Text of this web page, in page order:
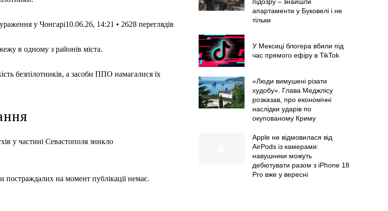
у Чонгарі10.06.26, 14:21 • 2628 переглядiв
в одному з районів міста.
безпілотників, а засоби ППО намагалися їх
у частині Севастополя зникло
на момент публікації немає.
підозру – знайшли
апартаменти у Буковелі і не
тільки
У Мексиці блогера вбили під
час прямого ефіру в TikTok
«Люди вимушені різати
худобу». Глава Меджлісу
розказав, про економічні
наслідки ударів по
окупованому Криму
Apple не відмовилася від
AirPods із камерами:
навушники можуть
дебютувати разом з iPhone 18
Pro вже у вересні